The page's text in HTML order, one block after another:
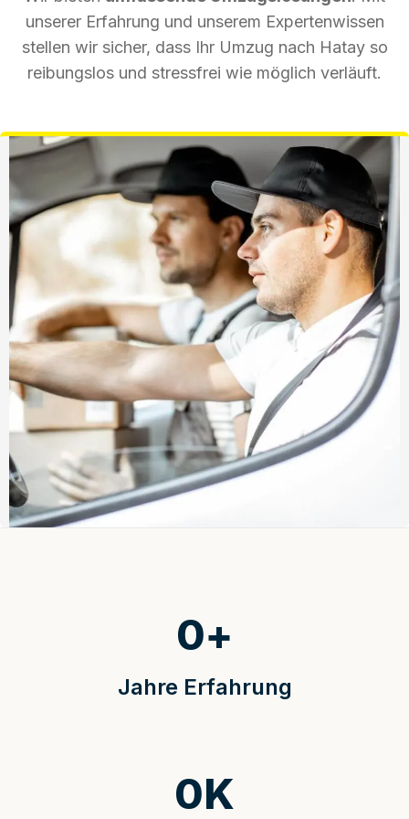
unserer Erfahrung und unserem Expertenwissen
stellen wir sicher, dass Ihr Umzug nach Hatay so
reibungslos und stressfrei wie möglich verläuft.
Jahre Erfahrung
0+
0K